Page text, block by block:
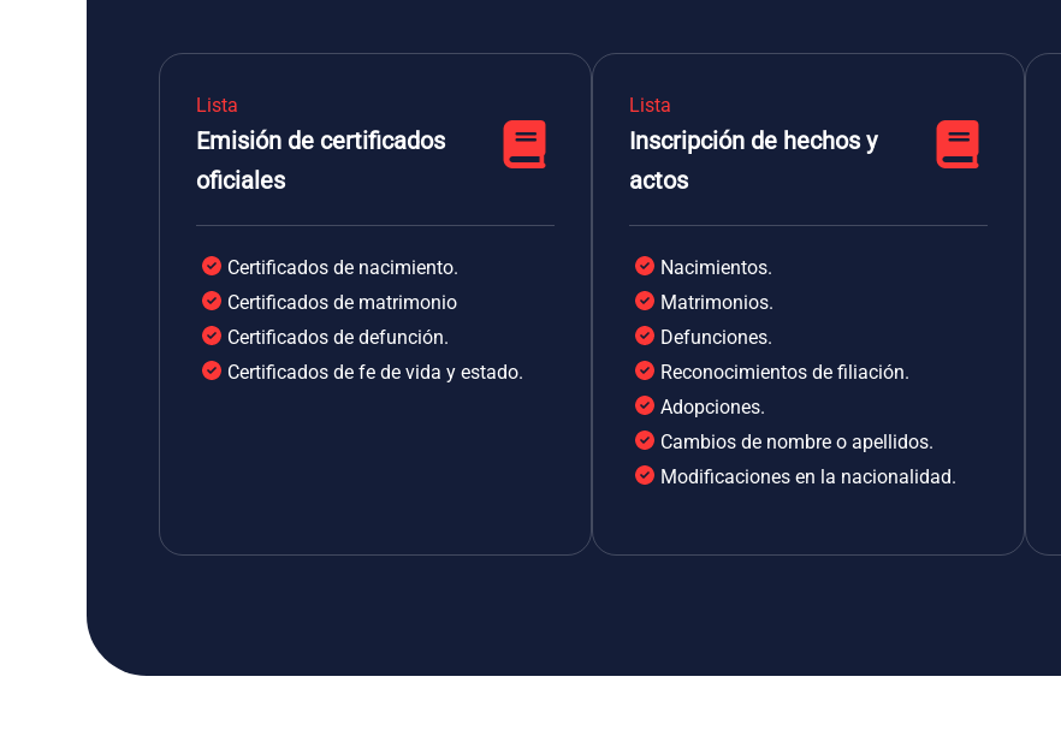
Lista
Emisión de certificados
oficiales
Certificados de nacimiento.
Certificados de matrimonio
Certificados de defunción.
Certificados de fe de vida y estado.
Lista
Inscripción de hechos y
actos
Nacimientos.
Matrimonios.
Defunciones.
Reconocimientos de filiación.
Adopciones.
Cambios de nombre o apellidos.
Modificaciones en la nacionalidad.